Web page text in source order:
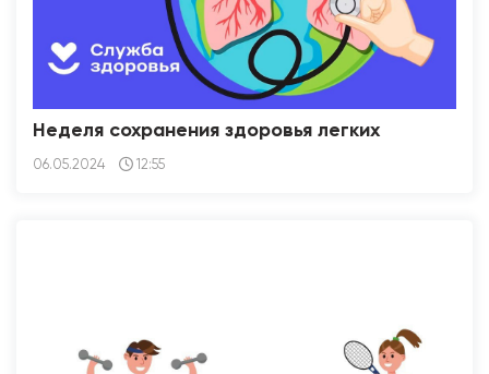
Неделя сохранения здоровья легких
06.05.2024 12:55